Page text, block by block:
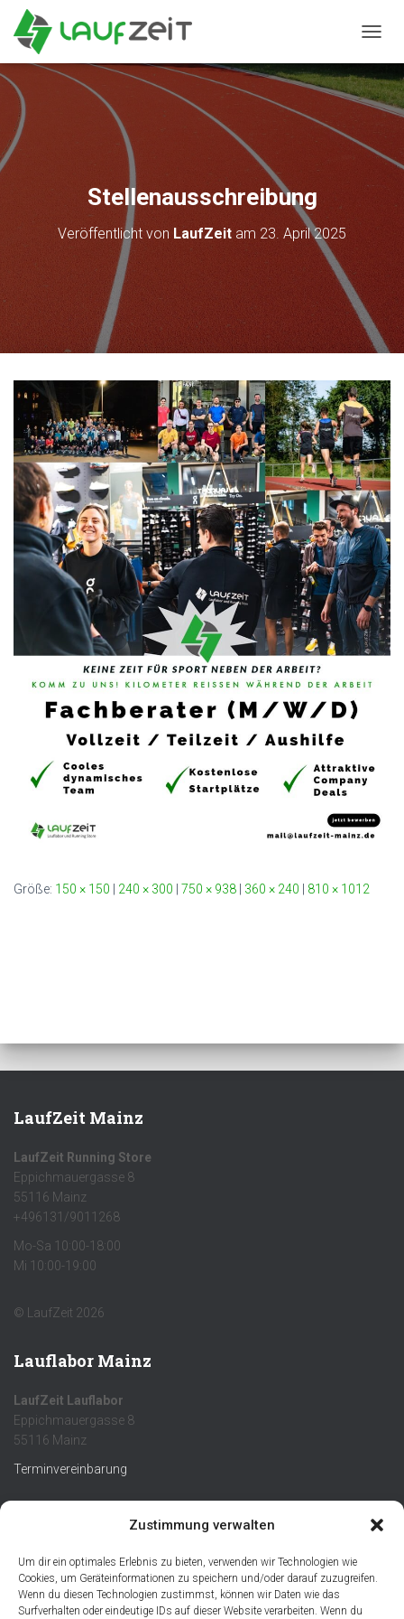
Zustimmung verwalten
Um dir ein optimales Erlebnis zu bieten, verwenden wir Technologien wie
Cookies, um Geräteinformationen zu speichern und/oder darauf zuzugreifen.
Wenn du diesen Technologien zustimmst, können wir Daten wie das
Surfverhalten oder eindeutige IDs auf dieser Website verarbeiten. Wenn du
A
V
I
T
O
A
L
T
E
Stellenausschreibung
Veröffentlicht von LaufZeit am 23. April 2025
Größe: 150 × 150 240 × 300 750 × 938 360 × 240 810 × 1012
LaufZeit Mainz
LaufZeit Running Store
Eppichmauergasse 8
55116 Mainz
+496131/9011268
Mo-Sa 10:00-18:00
Mi 10:00-19:00
© LaufZeit 2026
Lauflabor Mainz
LaufZeit Lauflabor
Eppichmauergasse 8
55116 Mainz
Terminvereinbarung